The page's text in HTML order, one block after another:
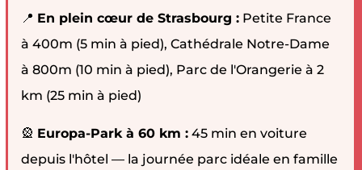
📍 En plein cœur de Strasbourg : Petite France
à 400m (5 min à pied), Cathédrale Notre-Dame
à 800m (10 min à pied), Parc de l'Orangerie à 2
km (25 min à pied)
🎡 Europa-Park à 60 km : 45 min en voiture
depuis l'hôtel — la journée parc idéale en famille